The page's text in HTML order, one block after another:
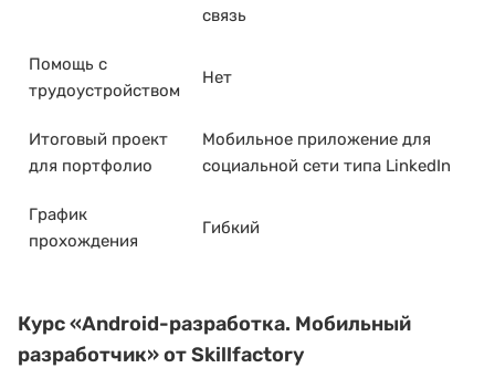
связь
Помощь с
трудоустройством
Нет
Итоговый проект
для портфолио
Мобильное приложение для
социальной сети типа LinkedIn
График
прохождения
Гибкий
Курс«Android-разработка. Мобильный
разработчик»от Skillfactory